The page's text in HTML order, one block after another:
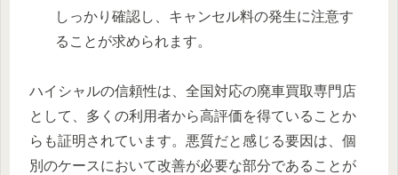
しっかり確認し、キャンセル料の発生に注意す
ることが求められます。
ハイシャルの信頼性は、全国対応の廃車買取専門店
として、多くの利用者から高評価を得ていることか
らも証明されています。悪質だと感じる要因は、個
別のケースにおいて改善が必要な部分であることが